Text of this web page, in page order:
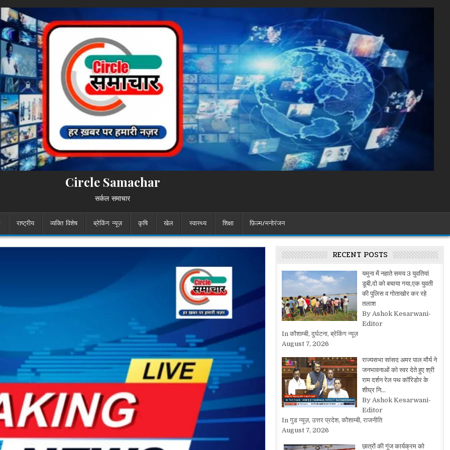
Circle Samachar
सर्कल समाचार
राष्ट्रीय व्यक्ति विशेष ब्रेकिंग न्यूज़ कृषि खेल स्वास्थ्य शिक्षा फ़िल्म/मनोरंजन
RECENT POSTS
यमुना में नहाते समय 3 युवतियां
डूबी,दो को बचाया गया,एक युवती
की पुलिस व गोताखोर कर रहे
तलाश
By Ashok Kesarwani-
Editor
In कौशाम्बी, दुर्घटना, ब्रेकिंग न्यूज़
August 7, 2026
राज्यसभा सांसद अमर पाल मौर्य ने
जनभावनाओं को स्वर देते हुए श्री
राम दर्शन रेल पथ कॉरिडोर के
शीघ्र नि…
By Ashok Kesarwani-
Editor
In गुड न्यूज़, उत्तर प्रदेश, कौशाम्बी, राजनीति
August 7, 2026
छात्रों की गूंज कार्यक्रम को